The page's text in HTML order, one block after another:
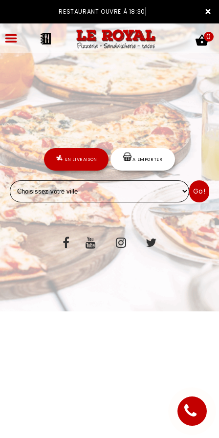
×
RESTAURANT OUVRE À 18:30
ACCUEIL
LA CARTE
VOTRE COMPTE
NOTRE RESTAURANT
VOS AVIS
MENTIONS LÉGALES
C.G.V
0
EN LIVRAISON A EMPORTER
Go!